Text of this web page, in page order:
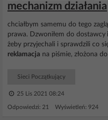
mechanizm działania
chciałbym samemu do tego
prawa. Dzwoniłem do dostawcy
żeby przyjechali i sprawdzili co
reklamacja na piśmie, złożona
Sieci Początkujący
25 Lis 2021 08:24
Odpowiedzi: 21 Wyświetleń: 924